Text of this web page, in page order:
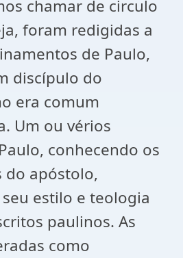
chamar de circulo
foram redigidas a
de Paulo,
discípulo do
era comum
Um ou vérios
conhecendo os
do apóstolo,
estilo e teologia
paulinos. As
como